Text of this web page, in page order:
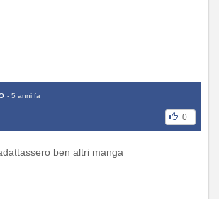
- 5 anni fa
0
ben altri manga